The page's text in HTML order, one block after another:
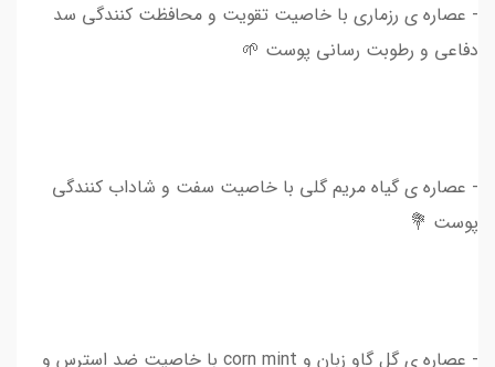
- عصاره ی رزماری با خاصیت تقويت و محافظت کنندگی سد
دفاعی و رطوبت رسانی پوست 🌱
- عصاره ی گیاه مریم گلی با خاصیت سفت و شاداب کنندگی
پوست 💐
- عصاره ی گل گاو زبان و corn mint با خاصیت ضد استرس و